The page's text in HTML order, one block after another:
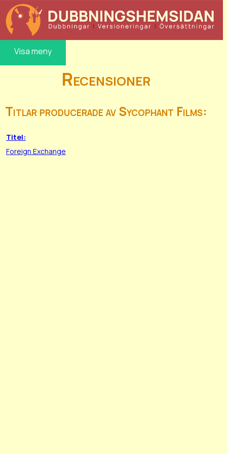
Visa meny
Recensioner
Titlar producerade av Sycophant Films:
Titel:
Foreign Exchange